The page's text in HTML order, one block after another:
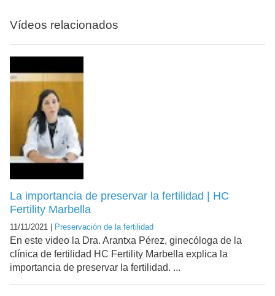
Vídeos relacionados
La importancia de preservar la fertilidad | HC
Fertility Marbella
11/11/2021 | Preservación de la fertilidad
En este video la Dra. Arantxa Pérez, ginecóloga de la
clínica de fertilidad HC Fertility Marbella explica la
importancia de preservar la fertilidad. ...